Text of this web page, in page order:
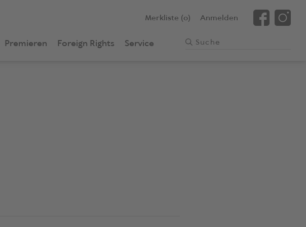
Merkliste (0) Anmelden
Premieren Foreign Rights Service